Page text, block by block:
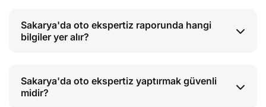
Sakarya'da oto ekspertiz raporunda hangi
bilgiler yer alır?
Sakarya'da oto ekspertiz yaptırmak güvenli
midir?